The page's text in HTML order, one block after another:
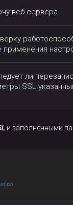
веб-сервера
применения
ли
SSL
и заполненными